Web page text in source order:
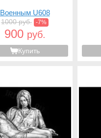
Военным U608
1000 руб. -7%
900 руб.
Купить